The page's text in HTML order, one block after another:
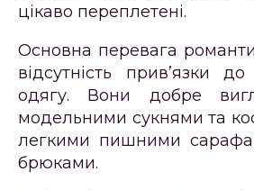
цікаво переплетені.
Основна перевага
відсутність прив’язки
одягу. Вони добре
модельними сукнями та
легкими пишними
брюками.